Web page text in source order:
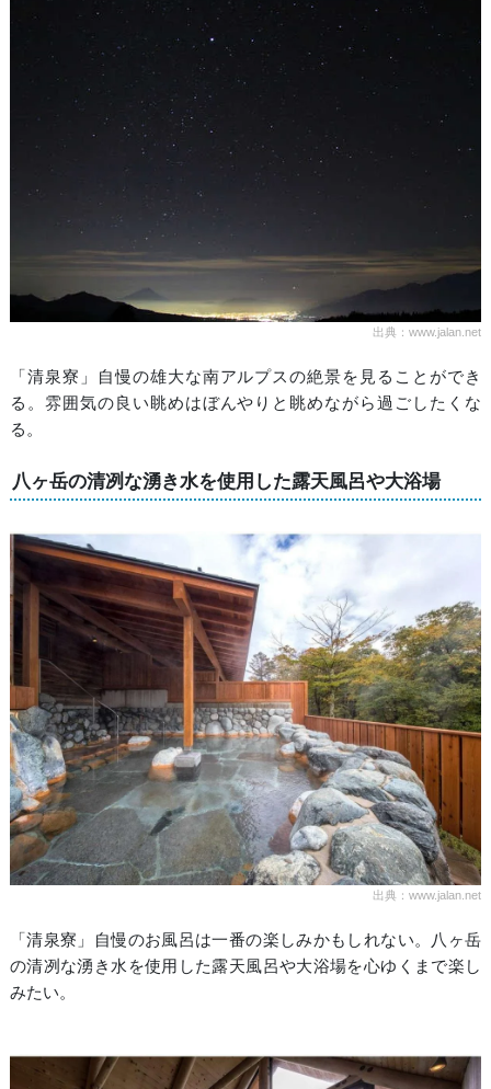
出典：www.jalan.net
「清泉寮」自慢の雄大な南アルプスの絶景を見ることができ
る。雰囲気の良い眺めはぼんやりと眺めながら過ごしたくな
る。
八ヶ岳の清冽な湧き水を使用した露天風呂や大浴場
出典：www.jalan.net
「清泉寮」自慢のお風呂は一番の楽しみかもしれない。八ヶ岳
の清冽な湧き水を使用した露天風呂や大浴場を心ゆくまで楽し
みたい。